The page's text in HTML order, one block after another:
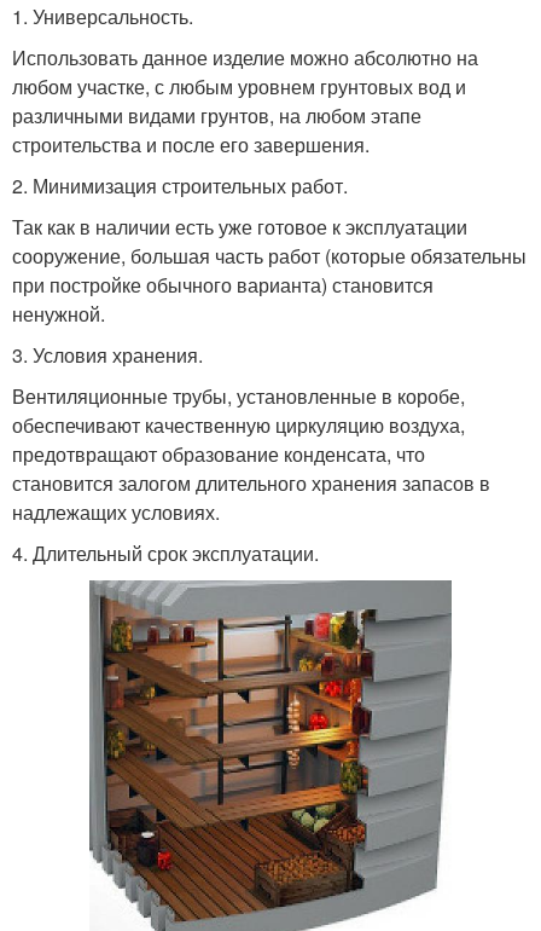
1. Универсальность.
Использовать данное изделие можно абсолютно на
любом участке, с любым уровнем грунтовых вод и
различными видами грунтов, на любом этапе
строительства и после его завершения.
2. Минимизация строительных работ.
Так как в наличии есть уже готовое к эксплуатации
сооружение, большая часть работ (которые обязательны
при постройке обычного варианта) становится
ненужной.
3. Условия хранения.
Вентиляционные трубы, установленные в коробе,
обеспечивают качественную циркуляцию воздуха,
предотвращают образование конденсата, что
становится залогом длительного хранения запасов в
надлежащих условиях.
4. Длительный срок эксплуатации.